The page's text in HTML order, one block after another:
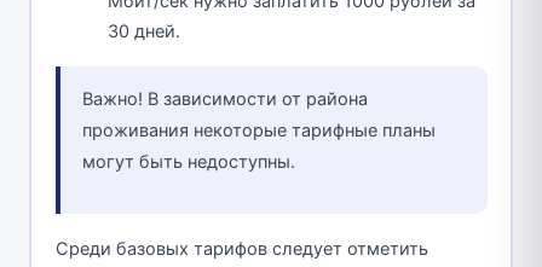
30 дней.
Важно! В зависимости от района
проживания некоторые тарифные планы
могут быть недоступны.
Среди базовых тарифов следует отметить